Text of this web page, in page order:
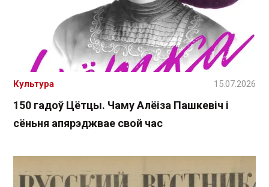
150 гадоў Цётцы. Чаму Алёіза Пашкевіч і
сёньня апярэджвае свой час
Культура 15.07.2026